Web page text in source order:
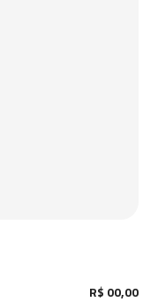
R$ 00,00